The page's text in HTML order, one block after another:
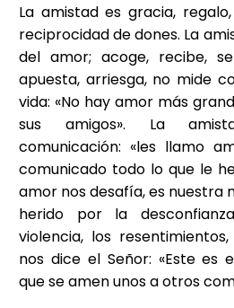
La amistad es gracia,
reciprocidad de dones. La
del amor; acoge, recibe,
apuesta, arriesga, no mide
vida: «No hay amor más
sus amigos». La
comunicación: «les llamo
comunicado todo lo que le
amor nos desafía, es nuestra
herido por la
violencia, los
nos dice el Señor: «Este es
que se amen unos a otros